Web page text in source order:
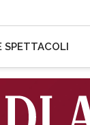
SPETTACOLI